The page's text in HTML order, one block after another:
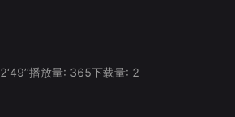
2‘49’‘播放量: 365下载量: 2